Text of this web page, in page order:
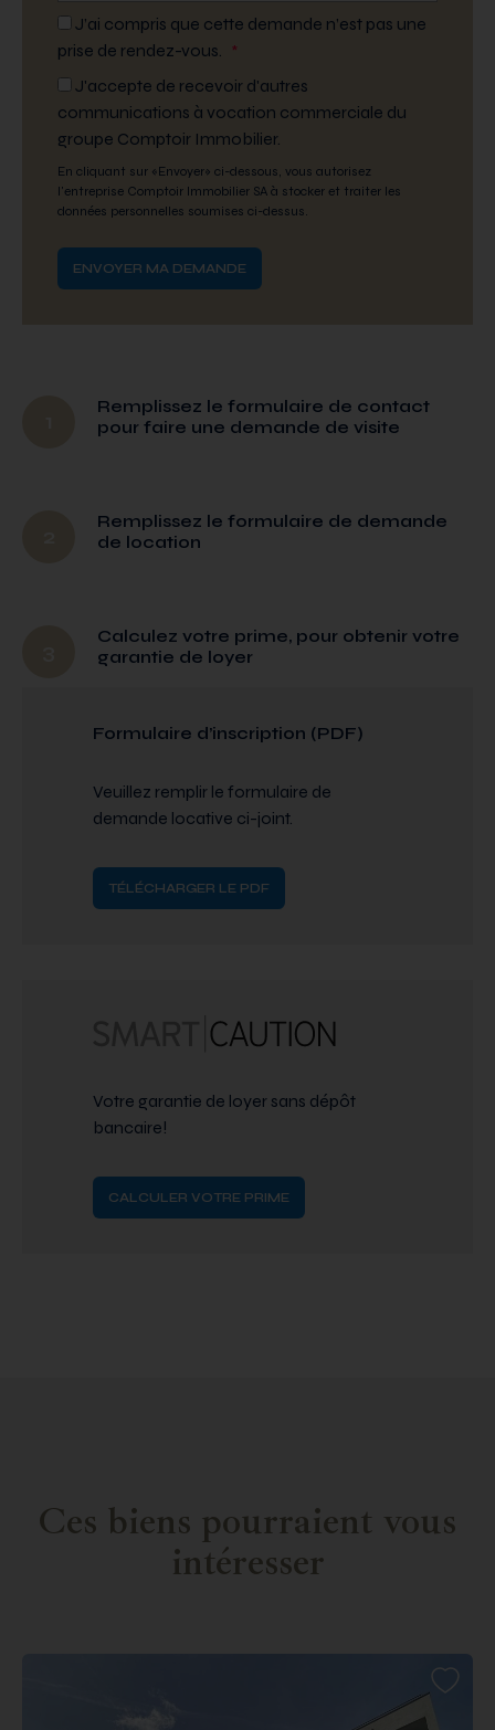
J’ai compris que cette demande n’est pas une
prise de rendez-vous. *
J'accepte de recevoir d'autres
communications à vocation commerciale du
groupe Comptoir Immobilier.
En cliquant sur «Envoyer» ci-dessous, vous autorisez
l'entreprise Comptoir Immobilier SA à stocker et traiter les
données personnelles soumises ci-dessus.
Remplissez le formulaire de contact
pour faire une demande de visite
Remplissez le formulaire de demande
de location
Calculez votre prime, pour obtenir votre
garantie de loyer
Formulaire d’inscription (PDF)
Veuillez remplir le formulaire de
demande locative ci-joint.
TÉLÉCHARGER LE PDF
Votre garantie de loyer sans dépôt
bancaire!
CALCULER VOTRE PRIME
Ces biens pourraient vous
intéresser